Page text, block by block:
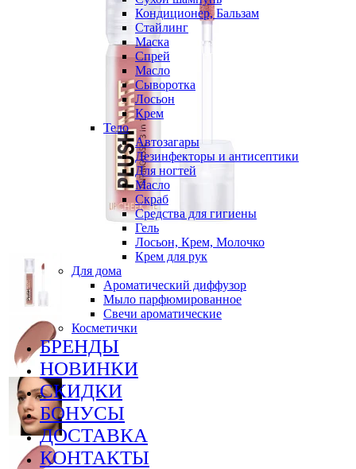
Кондиционер, Бальзам
Стайлинг
Маска
Спрей
Масло
Сыворотка
Лосьон
Крем
Тело
Автозагары
Дезинфекторы и антисептики
Для ногтей
Масло
Скраб
Средства для гигиены
Гель
Лосьон, Крем, Молочко
Крем для рук
Для дома
Ароматический диффузор
Мыло парфюмированное
Свечи ароматические
Косметички
БРЕНДЫ
НОВИНКИ
СКИДКИ
БОНУСЫ
ДОСТАВКА
КОНТАКТЫ